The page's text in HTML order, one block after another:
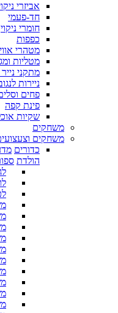
אביזרי
חד-פעמי
חומרי ניקוי
כפפות
מטהרי
מטליות
מתקני נייר
ניירות
פחים
פינת קפה
שקיות
משחקים
משחקים
כדורים
הולדת